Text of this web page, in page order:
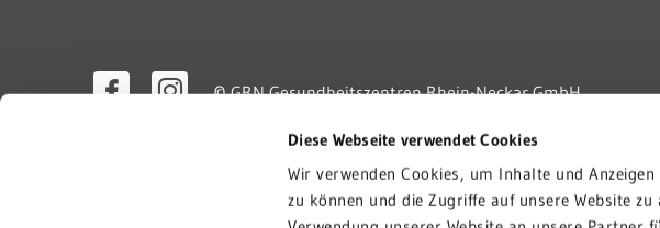
Diese Webseite verwendet Cookies
Wir verwenden Cookies, um Inhalte und
zu können und die Zugriffe auf unsere Website
©GRN Gesundheitszentren Rhein-Neckar GmbH